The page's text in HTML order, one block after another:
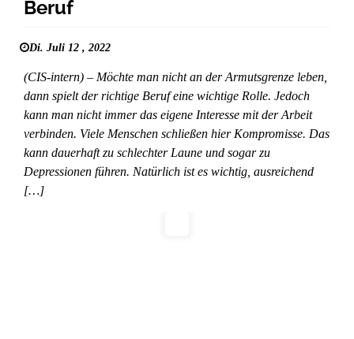
Beruf
Di. Juli 12 , 2022
(CIS-intern) – Möchte man nicht an der Armutsgrenze leben,
dann spielt der richtige Beruf eine wichtige Rolle. Jedoch
kann man nicht immer das eigene Interesse mit der Arbeit
verbinden. Viele Menschen schließen hier Kompromisse. Das
kann dauerhaft zu schlechter Laune und sogar zu
Depressionen führen. Natürlich ist es wichtig, ausreichend
[…]